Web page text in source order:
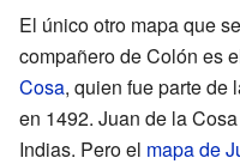
El único otro mapa que
compañero de Colón es
Cosa, quien fue parte de
en 1492. Juan de la
Indias. Pero el mapa de